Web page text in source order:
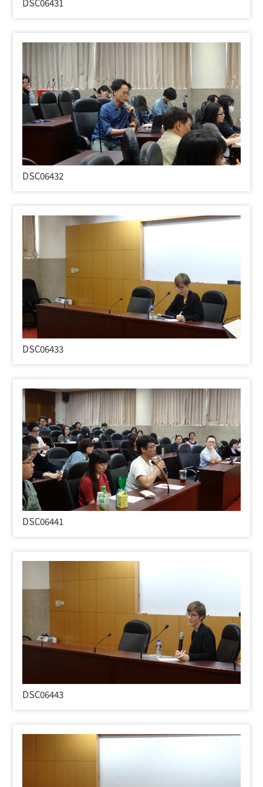
DSC06432
DSC06433
DSC06441
DSC06443